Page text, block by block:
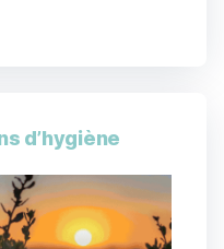
d’hygiène